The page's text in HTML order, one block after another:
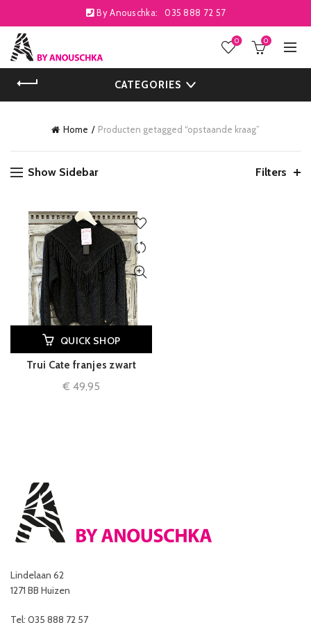
By Anouschka: 035 888 72 57
0 0
CATEGORIES
Home Producten getagged “opstaande kraag”
Show Sidebar Filters
QUICK SHOP
Trui Cate franjes zwart
€ 49,95
Lindelaan 62
1271 BB Huizen
Tel: 035 888 72 57